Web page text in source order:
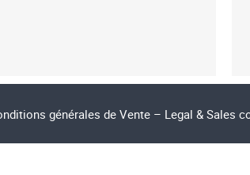
générales de Vente – Legal & Sales